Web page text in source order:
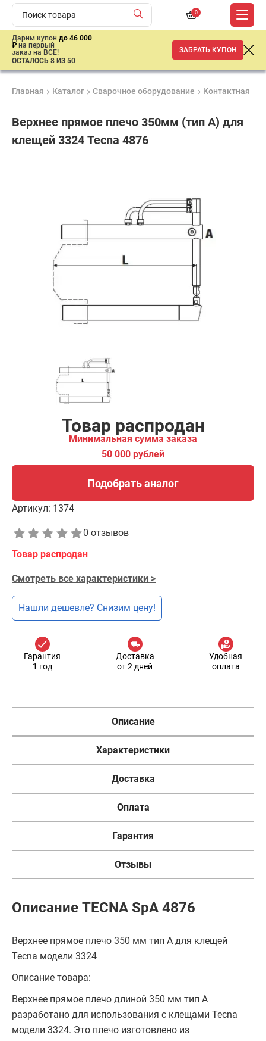
0
Дарим купон до 46 000
₽ на первый
заказ на ВСЕ!
ОСТАЛОСЬ 8 ИЗ 50
ЗАБРАТЬ КУПОН
Главная Каталог Сварочное оборудование Контактная
Верхнее прямое плечо 350мм (тип A) для
клещей 3324 Tecna 4876
Товар распродан
Минимальная сумма заказа
50 000 рублей
Подобрать аналог
Артикул: 1374
0 отзывов
Товар распродан
Смотреть все характеристики >
Нашли дешевле? Снизим цену!
Гарантия
1 год
Доставка
от 2 дней
Удобная
оплата
Описание
Характеристики
Доставка
Оплата
Гарантия
Отзывы
Описание TECNA SpA 4876
Верхнее прямое плечо 350 мм тип A для клещей
Tecna модели 3324
Описание товара:
Верхнее прямое плечо длиной 350 мм тип A
разработано для использования с клещами Tecna
модели 3324. Это плечо изготовлено из
Подобрать аналог